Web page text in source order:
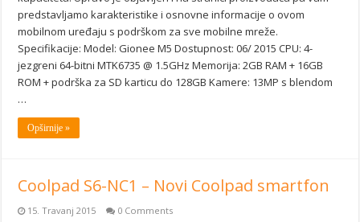
predstavljamo karakteristike i osnovne informacije o ovom
mobilnom uređaju s podrškom za sve mobilne mreže.
Specifikacije: Model: Gionee M5 Dostupnost: 06/ 2015 CPU: 4-
jezgreni 64-bitni MTK6735 @ 1.5GHz Memorija: 2GB RAM + 16GB
ROM + podrška za SD karticu do 128GB Kamere: 13MP s blendom
…
Opširnije »
Coolpad S6-NC1 – Novi Coolpad smartfon
15. Travanj 2015 0 Comments